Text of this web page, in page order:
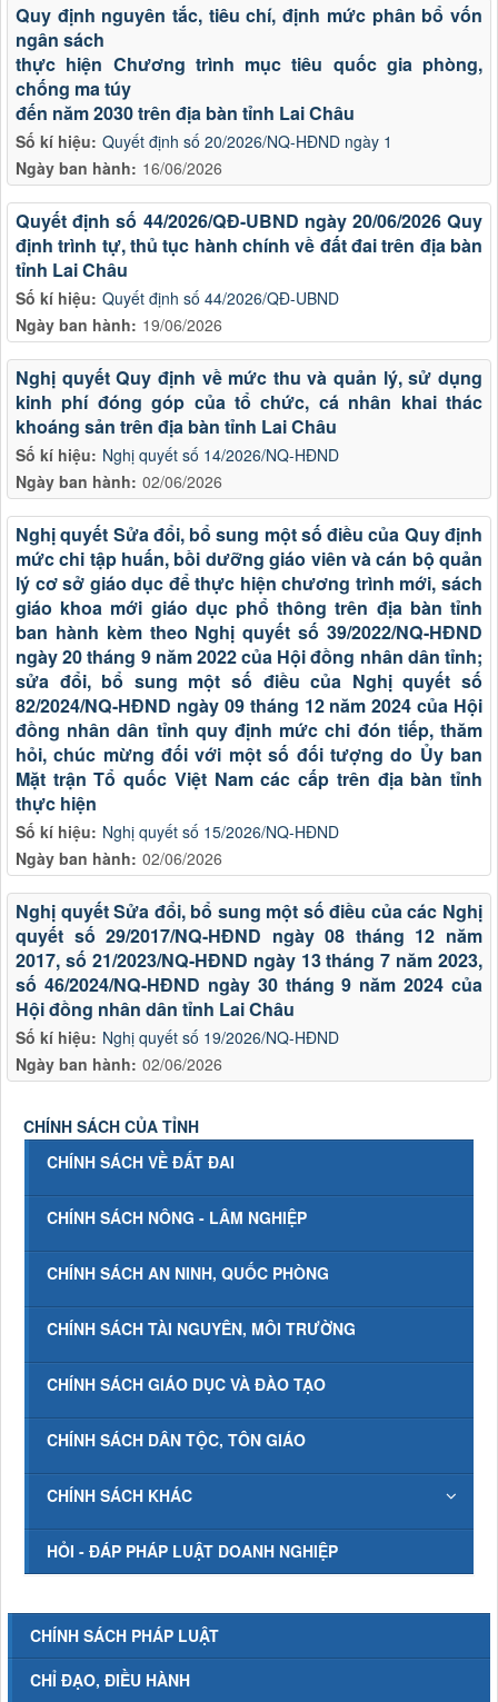
Số kí hiệu: Quyết định số 20/2026/NQ-HĐND ngày 1
Ngày ban hành: 16/06/2026
Quy định nguyên tắc, tiêu chí, định mức phân bổ vốn
ngân sách
thực hiện Chương trình mục tiêu quốc gia phòng,
chống ma túy
đến năm 2030 trên địa bàn tỉnh Lai Châu
Số kí hiệu: Quyết định số 44/2026/QĐ-UBND
Ngày ban hành: 19/06/2026
Quyết định số 44/2026/QĐ-UBND ngày 20/06/2026 Quy
định trình tự, thủ tục hành chính về đất đai trên địa bàn
tỉnh Lai Châu
Số kí hiệu: Nghị quyết số 14/2026/NQ-HĐND
Ngày ban hành: 02/06/2026
Nghị quyết Quy định về mức thu và quản lý, sử dụng
kinh phí đóng góp của tổ chức, cá nhân khai thác
khoáng sản trên địa bàn tỉnh Lai Châu
Số kí hiệu: Nghị quyết số 15/2026/NQ-HĐND
Ngày ban hành: 02/06/2026
Nghị quyết Sửa đổi, bổ sung một số điều của Quy định
mức chi tập huấn, bồi dưỡng giáo viên và cán bộ quản
lý cơ sở giáo dục để thực hiện chương trình mới, sách
giáo khoa mới giáo dục phổ thông trên địa bàn tỉnh
ban hành kèm theo Nghị quyết số 39/2022/NQ-HĐND
ngày 20 tháng 9 năm 2022 của Hội đồng nhân dân tỉnh;
sửa đổi, bổ sung một số điều của Nghị quyết số
82/2024/NQ-HĐND ngày 09 tháng 12 năm 2024 của Hội
đồng nhân dân tỉnh quy định mức chi đón tiếp, thăm
hỏi, chúc mừng đối với một số đối tượng do Ủy ban
Mặt trận Tổ quốc Việt Nam các cấp trên địa bàn tỉnh
thực hiện
Số kí hiệu: Nghị quyết số 19/2026/NQ-HĐND
Ngày ban hành: 02/06/2026
Nghị quyết Sửa đổi, bổ sung một số điều của các Nghị
quyết số 29/2017/NQ-HĐND ngày 08 tháng 12 năm
2017, số 21/2023/NQ-HĐND ngày 13 tháng 7 năm 2023,
số 46/2024/NQ-HĐND ngày 30 tháng 9 năm 2024 của
Hội đồng nhân dân tỉnh Lai Châu
CHÍNH SÁCH CỦA TỈNH
CHÍNH SÁCH VỀ ĐẤT ĐAI
CHÍNH SÁCH NÔNG - LÂM NGHIỆP
CHÍNH SÁCH AN NINH, QUỐC PHÒNG
CHÍNH SÁCH TÀI NGUYÊN, MÔI TRƯỜNG
CHÍNH SÁCH GIÁO DỤC VÀ ĐÀO TẠO
CHÍNH SÁCH DÂN TỘC, TÔN GIÁO
CHÍNH SÁCH KHÁC
HỎI - ĐÁP PHÁP LUẬT DOANH NGHIỆP
CHÍNH SÁCH PHÁP LUẬT
CHỈ ĐẠO, ĐIỀU HÀNH